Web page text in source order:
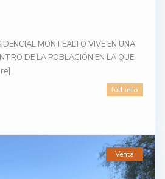
MONTEALTO VIVE EN UNA
DE LA POBLACIÓN EN LA QUE
full info
Venta